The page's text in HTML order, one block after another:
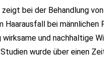
zeigt bei der Behandlung
Haarausfall bei männlichen
und nachhaltige
wurde über einen